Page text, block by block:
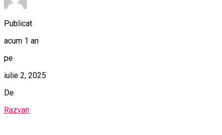
Publicat
acum 1 an
pe
iulie 2, 2025
De
Razvan